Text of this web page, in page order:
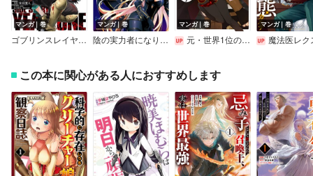
マンガ｜巻
ゴブリンスレイヤー外伝：イヤーワン【デジタル版限定特典付き】
マンガ｜巻
陰の実力者になりたくて！
マンガ｜巻
元・世界1位のサブキャラ育成日記 ～廃プレイヤー、異世界を攻略中！～
マンガ｜巻
魔法医レクスの変態カ
この本に関心がある人におすすめします